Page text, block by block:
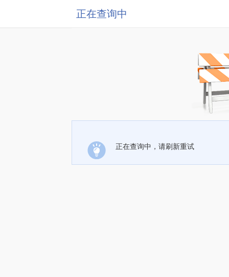
正在查询中
正在查询中，请刷新重试